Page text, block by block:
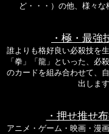
ど・・・）の他、様々な
・極・最強
誰よりも格好良い必殺技を
「拳」「龍」といった、必
のカードを組み合わせて、
出します
・押せ推せ
アニメ・ゲーム・映画・漫